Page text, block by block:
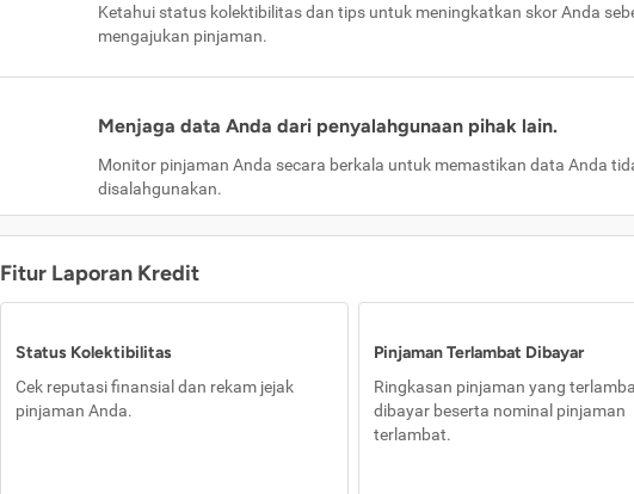
Ketahui status kolektibilitas dan tips untuk meningkatkan skor Anda
mengajukan pinjaman.
Menjaga data Anda dari penyalahgunaan pihak lain.
Monitor pinjaman Anda secara berkala untuk memastikan data Anda
disalahgunakan.
Fitur Laporan Kredit
Status Kolektibilitas
Cek reputasi finansial dan rekam jejak
pinjaman Anda.
Pinjaman Terlambat Dibayar
Ringkasan pinjaman yang
dibayar beserta nominal pinjaman
terlambat.